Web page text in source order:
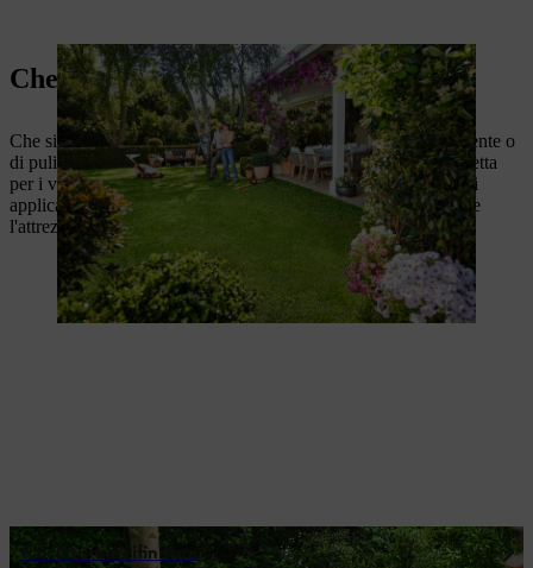
Che cosa state progettando?
Che si tratti di un prato perfetto, di segare e tagliare comodamente o
di pulire la casa e il giardino, STIHL vi offre la soluzione perfetta
per i vostri prossimi progetti. Vi basterà selezionare il settore di
applicazione qui sotto e confrontare i nostri prodotti per trovare
l'attrezzo STIHL giusto per voi!
Falciatura e rifinitura